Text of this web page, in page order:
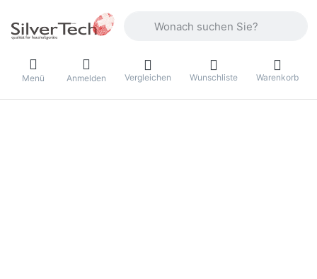
Menü Anmelden Vergleichen Wunschliste Warenkorb